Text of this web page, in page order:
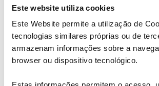
Este website utiliza cookies
Este Website permite a utilização de
tecnologias similares próprias ou de
armazenam informações sobre a
browser ou dispositivo tecnológico.